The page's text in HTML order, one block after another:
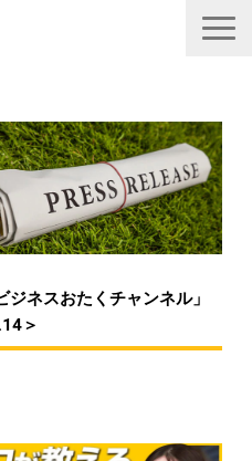
リリース
一覧
ィシャル情報
ネスおたくチャンネル」
＞